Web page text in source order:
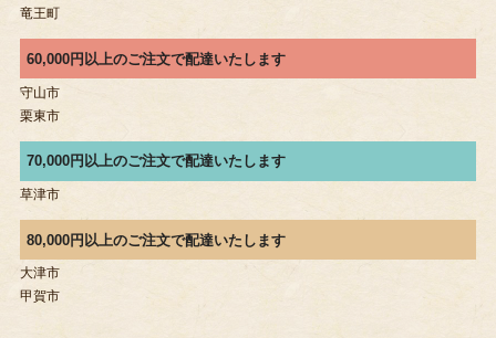
竜王町
60,000円以上のご注文で配達いたします
守山市
栗東市
70,000円以上のご注文で配達いたします
草津市
80,000円以上のご注文で配達いたします
大津市
甲賀市